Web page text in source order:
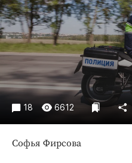
Общество
Погода
Праздники
Происшествия
Спорт
Экономика и бизнес
Блоги
18 6612
Софья Фирсова